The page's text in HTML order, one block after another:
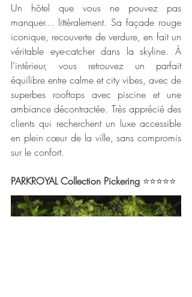
Un hôtel que vous ne pouvez pas
manquer… littéralement. Sa façade rouge
iconique, recouverte de verdure, en fait un
véritable eye-catcher dans la skyline. À
l’intérieur, vous retrouvez un parfait
équilibre entre calme et city vibes, avec de
superbes rooftops avec piscine et une
ambiance décontractée. Très apprécié des
clients qui recherchent un luxe accessible
en plein cœur de la ville, sans compromis
sur le confort.
PARKROYAL Collection Pickering ⭐⭐⭐⭐⭐